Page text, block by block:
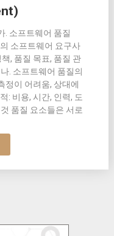
. 소프트웨어 품질
소프트웨어 요구사
, 품질 목표, 품질 관
. 소프트웨어 품질의
정이 어려움, 상대에
: 비용, 시간, 인력, 도
품질 요소들은 서로